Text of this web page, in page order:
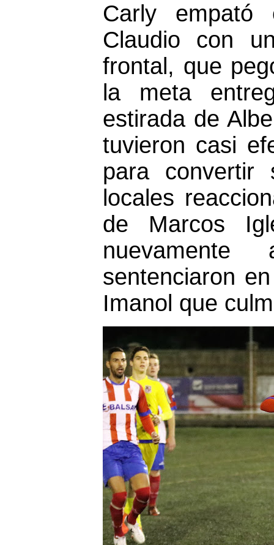
Carly
Claudio con
frontal, que
la meta
estirada de
tuvieron casi
para convertir
locales
de Marcos
sentenciaron
Imanol que